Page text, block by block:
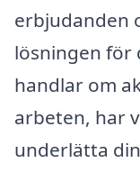
erbjudanden
lösningen för
handlar om
arbeten, har
underlätta